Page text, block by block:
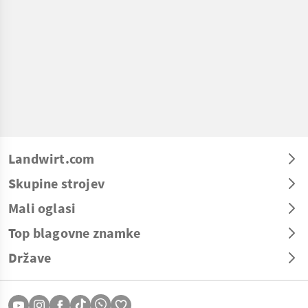
Landwirt.com
Skupine strojev
Mali oglasi
Top blagovne znamke
Države